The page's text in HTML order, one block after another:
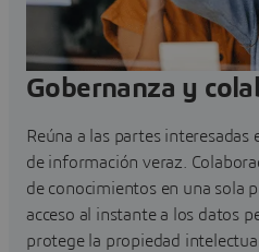
Gobernanza y
Reúna a las partes
de información veraz.
de conocimientos en una sola
acceso al instante a los datos
protege la propiedad